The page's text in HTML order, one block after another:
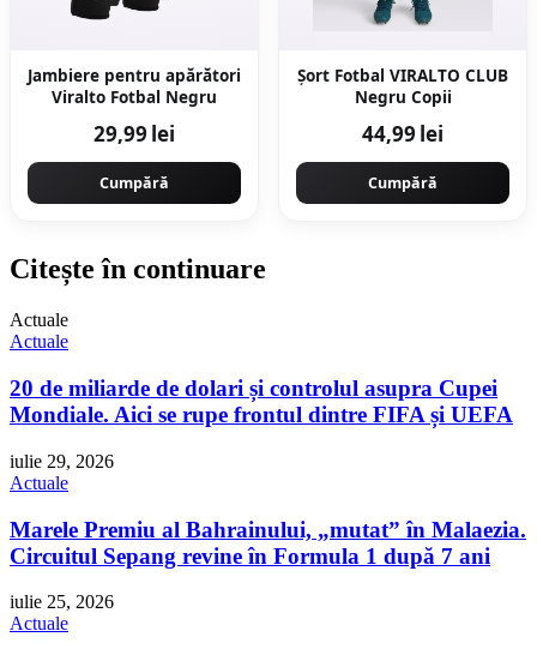
Jambiere pentru apărători
Viralto Fotbal Negru
29,99 lei
Cumpără
Şort Fotbal VIRALTO CLUB
Negru Copii
44,99 lei
Cumpără
Citește în continuare
Actuale
Actuale
20 de miliarde de dolari și controlul asupra Cupei
Mondiale. Aici se rupe frontul dintre FIFA și UEFA
iulie 29, 2026
Actuale
Marele Premiu al Bahrainului, „mutat” în Malaezia.
Circuitul Sepang revine în Formula 1 după 7 ani
iulie 25, 2026
Actuale